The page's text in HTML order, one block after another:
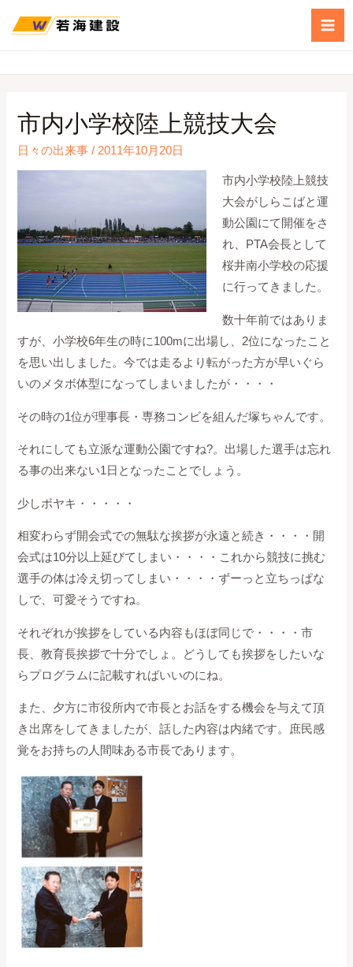
市内小学校陸上競技大会
日々の出来事 / 2011年10月20日
市内小学校陸上競技
大会がしらこばと運
動公園にて開催をさ
れ、PTA会長として
桜井南小学校の応援
に行ってきました。
数十年前ではありま
すが、小学校6年生の時に100mに出場し、2位になったこと
を思い出しました。今では走るより転がった方が早いぐら
いのメタボ体型になってしまいましたが・・・・
その時の1位が理事長・専務コンビを組んだ塚ちゃんです。
それにしても立派な運動公園ですね?。出場した選手は忘れ
る事の出来ない1日となったことでしょう。
少しボヤキ・・・・・
相変わらず開会式での無駄な挨拶が永遠と続き・・・・開
会式は10分以上延びてしまい・・・・これから競技に挑む
選手の体は冷え切ってしまい・・・・ずーっと立ちっぱな
しで、可愛そうですね。
それぞれが挨拶をしている内容もほぼ同じで・・・・市
長、教育長挨拶で十分でしょ。どうしても挨拶をしたいな
らプログラムに記載すればいいのにね。
また、夕方に市役所内で市長とお話をする機会を与えて頂
き出席をしてきましたが、話した内容は内緒です。庶民感
覚をお持ちの人間味ある市長であります。